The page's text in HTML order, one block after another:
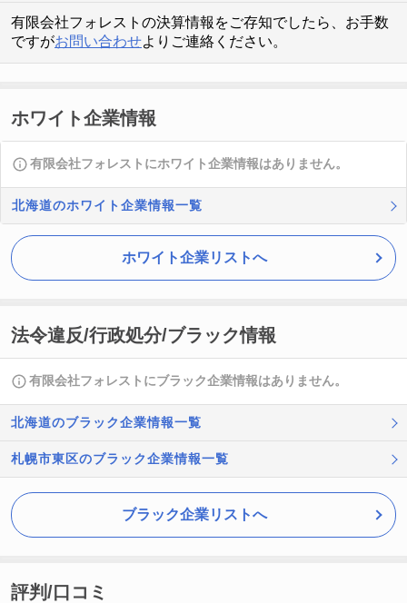
有限会社フォレストの決算情報をご存知でしたら、お手数
ですがお問い合わせよりご連絡ください。
ホワイト企業情報
有限会社フォレストにホワイト企業情報はありません。
北海道のホワイト企業情報一覧
ホワイト企業リストへ
法令違反/行政処分/ブラック情報
有限会社フォレストにブラック企業情報はありません。
北海道のブラック企業情報一覧
札幌市東区のブラック企業情報一覧
ブラック企業リストへ
評判/口コミ